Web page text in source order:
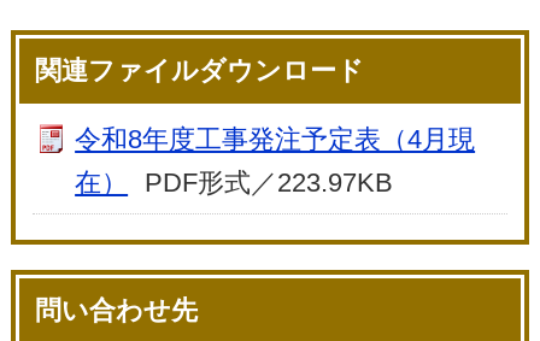
関連ファイルダウンロード
令和8年度工事発注予定表（4月現
在）
PDF形式／223.97KB
問い合わせ先